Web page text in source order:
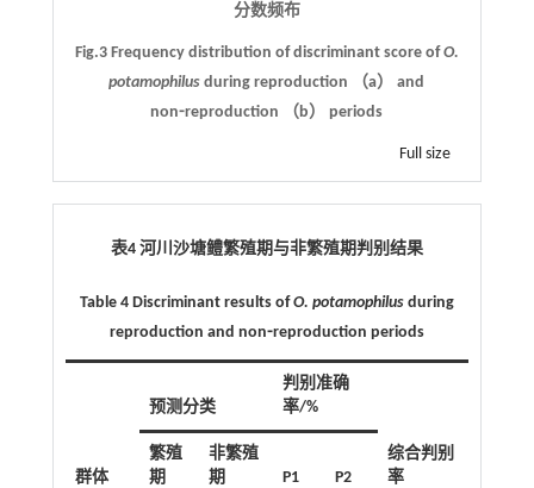
分数频布
Fig.3 Frequency distribution of discriminant score ofO.
potamophilus during reproduction （a） and
non⁃reproduction （b） periods
Full size
表4 河川沙塘鳢繁殖期与非繁殖期判别结果
Table 4 Discriminant results ofO. potamophilusduring
reproduction and non⁃reproduction periods
群体
预测分类
判别准确
率/%
综合判别
率
繁殖
期
非繁殖
期
P1 P2